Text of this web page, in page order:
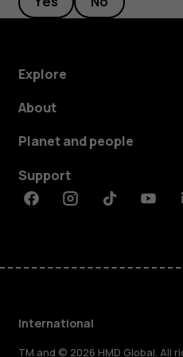
Explore
About
Planet and people
Support
FacebookInstagramTiktok
International
TM and © 2026 HMD Global. All